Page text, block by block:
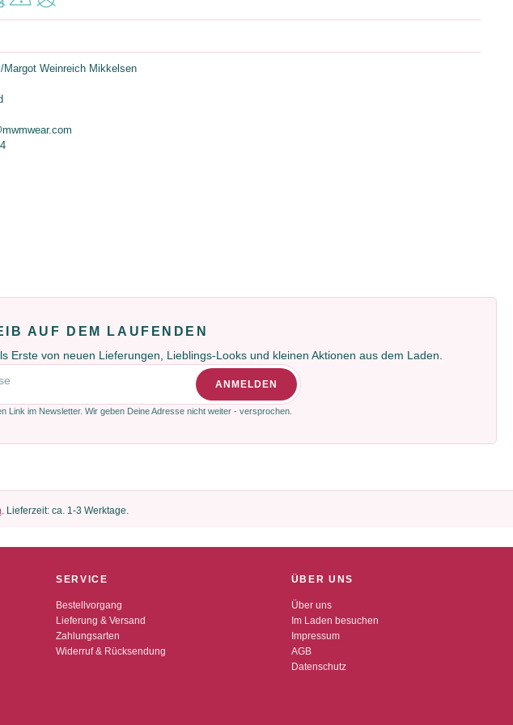
Margot Weinreich Mikkelsen
AUF DEM LAUFENDEN
Erste von neuen Lieferungen, Lieblings-Looks und kleinen Aktionen aus dem Laden.
ANMELDEN
Link im Newsletter. Wir geben Deine Adresse nicht weiter - versprochen.
. Lieferzeit: ca. 1-3 Werktage.
SERVICE
Bestellvorgang
Lieferung & Versand
Zahlungsarten
Widerruf & Rücksendung
ÜBER UNS
Über uns
Im Laden besuchen
Impressum
AGB
Datenschutz